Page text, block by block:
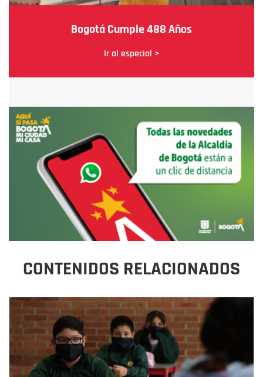
Bogotá Cumple 488 Años
Ir al especial >
CONTENIDOS RELACIONADOS